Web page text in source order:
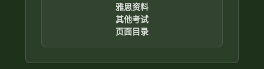
雅思资料
其他考试
页面目录